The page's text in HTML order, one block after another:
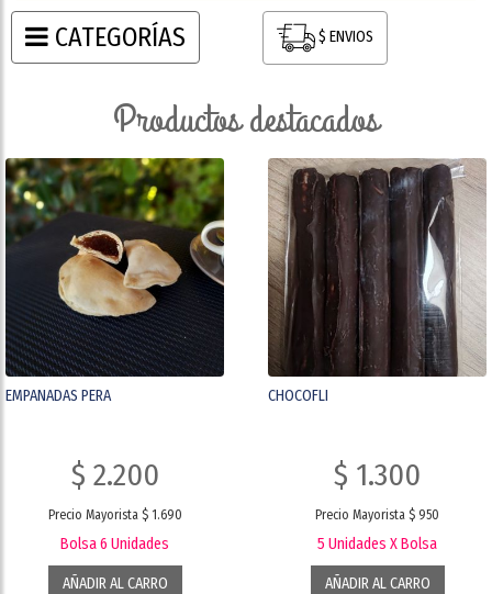
CATEGORÍAS $ ENVIOS
productos destacados
EMPANADAS PERA
$ 2.200
Precio Mayorista $ 1.690
Bolsa 6 Unidades
AÑADIR AL CARRO
CHOCOFLI
$ 1.300
Precio Mayorista $ 950
5 Unidades X Bolsa
AÑADIR AL CARRO